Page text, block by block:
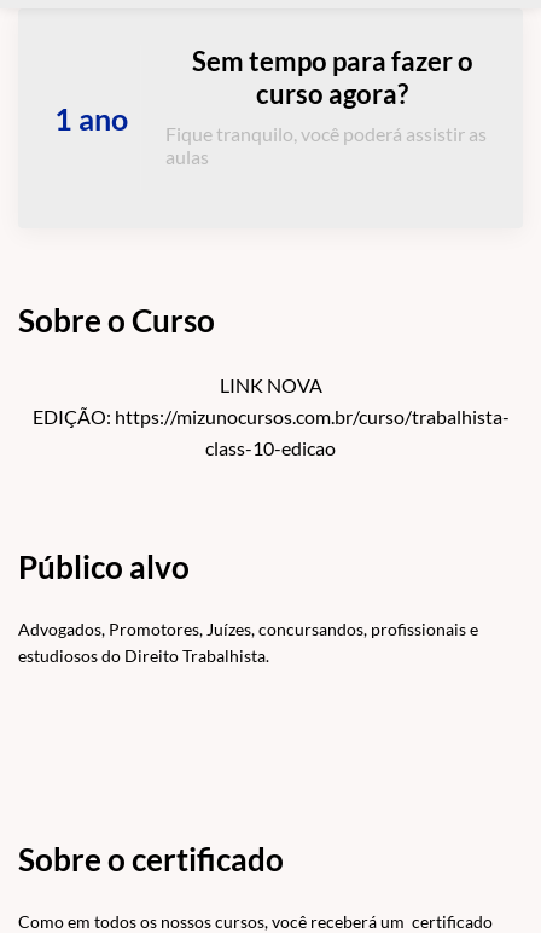
1 ano
Sem tempo para fazer o
curso agora?
Fique tranquilo, você poderá assistir as
aulas
Sobre o Curso
LINK NOVA
EDIÇÃO: https://mizunocursos.com.br/curso/trabalhista-
class-10-edicao
Público alvo
Advogados, Promotores, Juízes, concursandos, profissionais e
estudiosos do Direito Trabalhista.
Sobre o certificado
Como em todos os nossos cursos, você receberá um certificado